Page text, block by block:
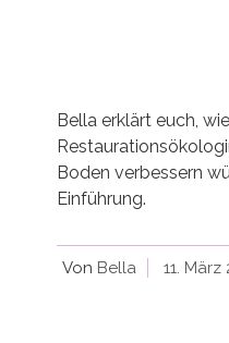
Bella erklärt euch,
Boden verbessern
Einführung.
Von Bella 11. März